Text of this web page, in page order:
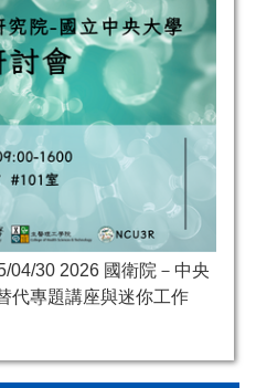
04/30 2026 國衛院－中央
代專題講座與迷你工作